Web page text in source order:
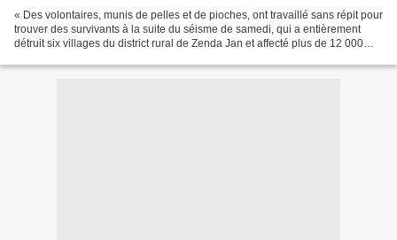
« Des volontaires, munis de pelles et de pioches, ont travaillé sans répit pour
trouver des survivants à la suite du séisme de samedi, qui a entièrement
détruit six villages du district rural de Zenda Jan et affecté plus de 12 000